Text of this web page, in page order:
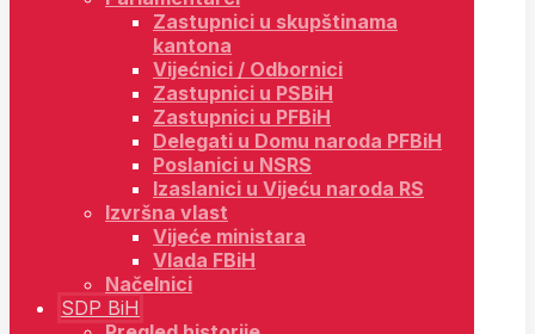
Zastupnici u skupštinama
kantona
Vijećnici / Odbornici
Zastupnici u PSBiH
Zastupnici u PFBiH
Delegati u Domu naroda PFBiH
Poslanici u NSRS
Izaslanici u Vijeću naroda RS
Izvršna vlast
Vijeće ministara
Vlada FBiH
Načelnici
SDP BiH